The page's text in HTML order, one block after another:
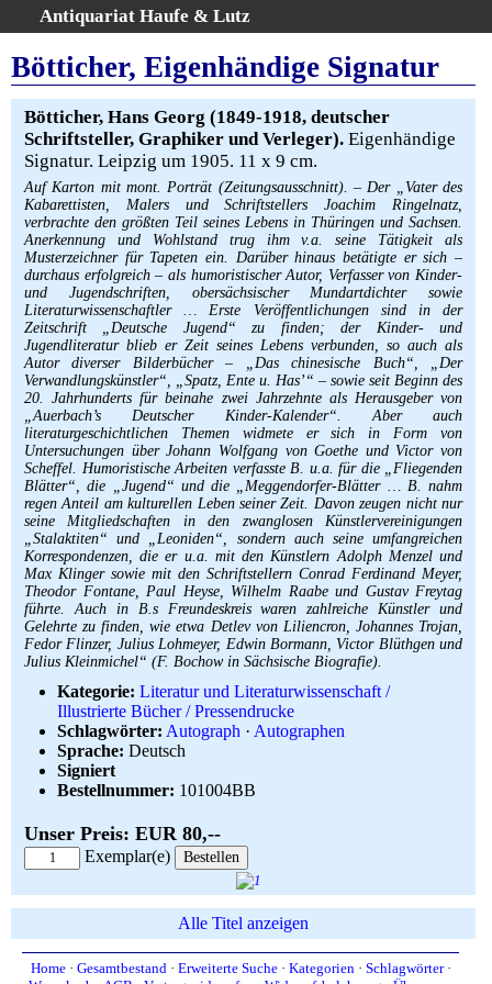
Antiquariat Haufe & Lutz
Home
Gesamtbestand
Erweiterte Suche
Kategorien
Schlagwörter
Warenkorb
AGB
Widerruf
Über uns
Aktuelle Kataloge
Kontakt
Ankauf
Links
Impressum
Bötticher, Eigenhändige Signatur
Bötticher, Hans Georg (1849-1918, deutscher
Schriftsteller, Graphiker und Verleger). Eigenhändige
Signatur. Leipzig um 1905. 11 x 9 cm.
Auf Karton mit mont. Porträt (Zeitungsausschnitt). – Der „Vater des
Kabarettisten, Malers und Schriftstellers Joachim Ringelnatz,
verbrachte den größten Teil seines Lebens in Thüringen und Sachsen.
Anerkennung und Wohlstand trug ihm v.a. seine Tätigkeit als
Musterzeichner für Tapeten ein. Darüber hinaus betätigte er sich –
durchaus erfolgreich – als humoristischer Autor, Verfasser von Kinder-
und Jugendschriften, obersächsischer Mundartdichter sowie
Literaturwissenschaftler … Erste Veröffentlichungen sind in der
Zeitschrift „Deutsche Jugend“ zu finden; der Kinder- und
Jugendliteratur blieb er Zeit seines Lebens verbunden, so auch als
Autor diverser Bilderbücher – „Das chinesische Buch“, „Der
Verwandlungskünstler“, „Spatz, Ente u. Has’“ – sowie seit Beginn des
20. Jahrhunderts für beinahe zwei Jahrzehnte als Herausgeber von
„Auerbach’s Deutscher Kinder-Kalender“. Aber auch
literaturgeschichtlichen Themen widmete er sich in Form von
Untersuchungen über Johann Wolfgang von Goethe und Victor von
Scheffel. Humoristische Arbeiten verfasste B. u.a. für die „Fliegenden
Blätter“, die „Jugend“ und die „Meggendorfer-Blätter … B. nahm
regen Anteil am kulturellen Leben seiner Zeit. Davon zeugen nicht nur
seine Mitgliedschaften in den zwanglosen Künstlervereinigungen
„Stalaktiten“ und „Leoniden“, sondern auch seine umfangreichen
Korrespondenzen, die er u.a. mit den Künstlern Adolph Menzel und
Max Klinger sowie mit den Schriftstellern Conrad Ferdinand Meyer,
Theodor Fontane, Paul Heyse, Wilhelm Raabe und Gustav Freytag
führte. Auch in B.s Freundeskreis waren zahlreiche Künstler und
Gelehrte zu finden, wie etwa Detlev von Liliencron, Johannes Trojan,
Fedor Flinzer, Julius Lohmeyer, Edwin Bormann, Victor Blüthgen und
Julius Kleinmichel“ (F. Bochow in Sächsische Biografie).
Kategorie: Literatur und Literaturwissenschaft /
Illustrierte Bücher / Pressendrucke
Schlagwörter: Autograph · Autographen
Sprache: Deutsch
Signiert
Bestellnummer: 101004BB
Unser Preis: EUR 80,--
Exemplar(e)
Alle Titel anzeigen
Home· Gesamtbestand· Erweiterte Suche· Kategorien· Schlagwörter·